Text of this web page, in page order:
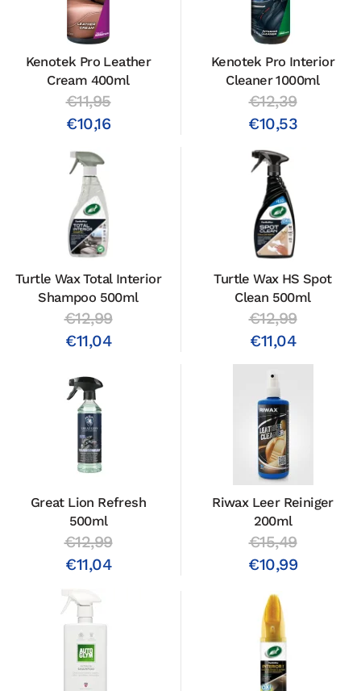
Kenotek Pro Leather
Cream 400ml
€11,95
€10,16
Kenotek Pro Interior
Cleaner 1000ml
€12,39
€10,53
Turtle Wax Total Interior
Shampoo 500ml
€12,99
€11,04
Turtle Wax HS Spot
Clean 500ml
€12,99
€11,04
Great Lion Refresh
500ml
€12,99
€11,04
Riwax Leer Reiniger
200ml
€15,49
€10,99